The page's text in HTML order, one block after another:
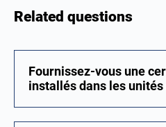
Related questions
Fournissez-vous une
installés dans les unités